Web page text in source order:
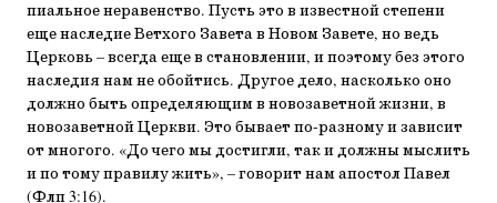
пиальное неравенство. Пусть это в известной степени
еще наследие Ветхого Завета в Новом Завете, но ведь
Церковь – всегда еще в становлении, и поэтому без этого
наследия нам не обойтись. Другое дело, насколько оно
должно быть опре­деляющим в новозаветной жизни, в
новозаветной Церкви. Это бывает по-разному и зависит
от многого. «До чего мы достигли, так и должны мыслить
и по тому правилу жить», – говорит нам апостол Павел
(Флп 3:16).